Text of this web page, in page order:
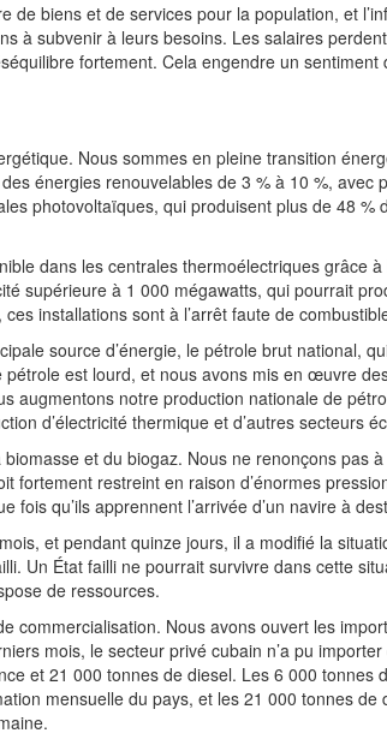
de biens et de services pour la population, et
à subvenir à leurs besoins. Les salaires
fortement. Cela engendre un
Nous sommes en pleine transition
énergies renouvelables de 3 % à 10 %, avec
photovoltaïques, qui produisent plus de 48 %
dans les centrales thermoélectriques grâce
supérieure à 1 000 mégawatts, qui pourrait
installations sont à l’arrêt faute de
source d’énergie, le pétrole brut national,
est lourd, et nous avons mis en œuvre
augmentons notre production nationale de
d’électricité thermique et d’autres secteurs
et du biogaz. Nous ne renonçons pas
fortement restreint en raison d’énormes
fois qu’ils apprennent l’arrivée d’un navire à
et pendant quinze jours, il a modifié la
Un État failli ne pourrait survivre dans cette
de ressources.
commercialisation. Nous avons ouvert les
mois, le secteur privé cubain n’a pu importer
et 21 000 tonnes de diesel. Les 6 000 tonnes
mensuelle du pays, et les 21 000 tonnes de